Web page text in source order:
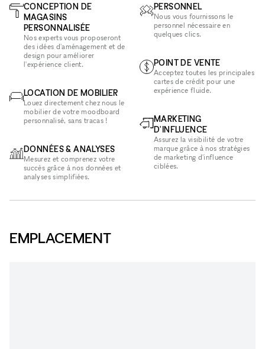
CONCEPTION DE
MAGASINS
PERSONNALISÉE
Nos experts vous proposeront
des idées d'aménagement et de
design pour améliorer
l'expérience client.
LOCATION DE MOBILIER
Louez directement chez nous le
mobilier de votre moodboard
personnalisé, sans tracas !
DONNÉES & ANALYSES
Mesurez et comprenez votre
succès grâce à nos données et
analyses simplifiées.
PERSONNEL
Nous vous fournissons le
personnel nécessaire en
quelques clics.
POINT DE VENTE
Acceptez toutes les principales
cartes de crédit pour une
expérience fluide.
MARKETING
D'INFLUENCE
Assurez la visibilité de votre
marque grâce à nos stratégies
de marketing d'influence
ciblées.
EMPLACEMENT